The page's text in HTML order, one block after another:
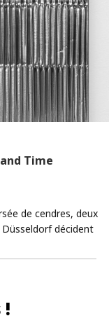
Time
de cendres, deux
décident
!